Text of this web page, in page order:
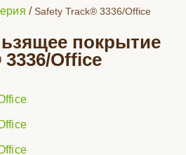
/Safety Track® 3336/Office
покрытие
Office